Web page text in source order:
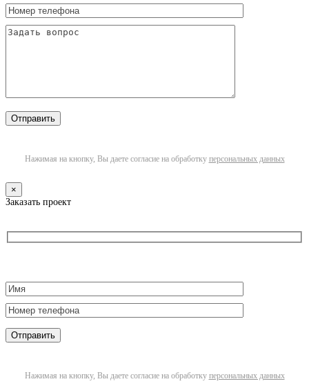
Нажимая на кнопку, Вы даете согласие на обработку персональных данных
×
Заказать проект
Нажимая на кнопку, Вы даете согласие на обработку персональных данных